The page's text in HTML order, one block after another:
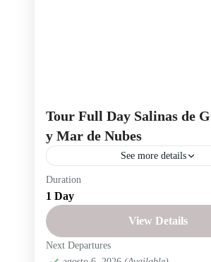
Tour Full Day Salinas de
y Mar de Nubes
See more details
Descubre Salinas de Guaranda
day desde Quito. Visita las Minas
Quesera El Salinerito, la Fábrica
y los emprendimientos artesanales
Provincia de Bolívar
Duration
1 Day
View Details
Next Departures